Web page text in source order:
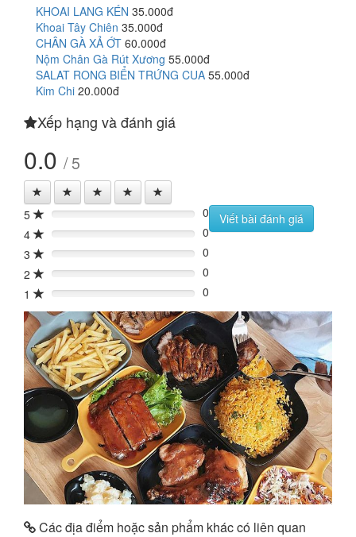
KHOAI LANG KÉN 35.000đ
Khoai Tây Chiên 35.000đ
CHÂN GÀ XẢ ỚT 60.000đ
Nộm Chân Gà Rút Xương 55.000đ
SALAT RONG BIỂN TRỨNG CUA 55.000đ
Kim Chi 20.000đ
Xếp hạng và đánh giá
0.0 / 5
5 0%
0
4
0%
0
3
0%
0
2
0%
0
1
0% 0
Viết bài đánh giá
Các địa điểm hoặc sản phẩm khác có liên quan